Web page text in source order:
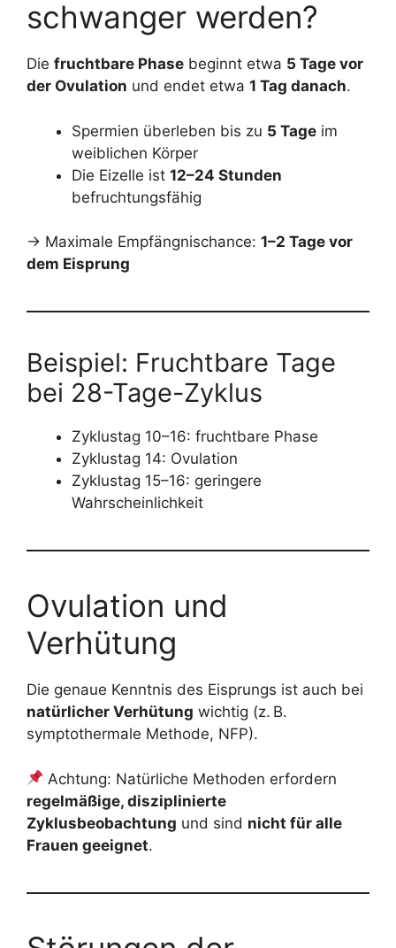
schwanger werden?
Die fruchtbare Phase beginnt etwa 5 Tage vor
der Ovulation und endet etwa 1 Tag danach.
Spermien überleben bis zu 5 Tage im
weiblichen Körper
Die Eizelle ist 12–24 Stunden
befruchtungsfähig
→ Maximale Empfängnischance: 1–2 Tage vor
dem Eisprung
Beispiel: Fruchtbare Tage
bei 28-Tage-Zyklus
Zyklustag 10–16: fruchtbare Phase
Zyklustag 14: Ovulation
Zyklustag 15–16: geringere
Wahrscheinlichkeit
Ovulation und
Verhütung
Die genaue Kenntnis des Eisprungs ist auch bei
natürlicher Verhütung wichtig (z. B.
symptothermale Methode, NFP).
Achtung: Natürliche Methoden erfordern
regelmäßige, disziplinierte
Zyklusbeobachtung und sind nicht für alle
Frauen geeignet.